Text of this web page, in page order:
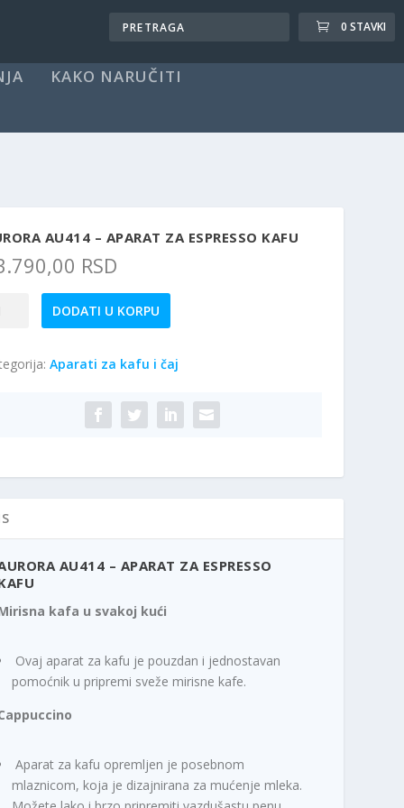
0 STAVKI
KAKO NARUČITI
AU414 – APARAT ZA ESPRESSO KAFU
RSD
DODATI U KORPU
Aparati za kafu i čaj
AU414 – APARAT ZA ESPRESSO
kafa u svakoj kući
Ovaj aparat za kafu je pouzdan i jednostavan
pomoćnik u pripremi sveže mirisne kafe.
Aparat za kafu opremljen je posebnom
mlaznicom, koja je dizajnirana za mućenje mleka.